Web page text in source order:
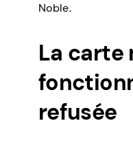
Noble.
La carte
refusée